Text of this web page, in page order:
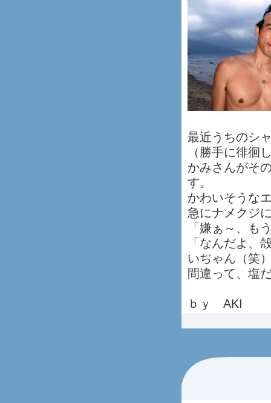
最近うちのシ
（勝手に徘徊
かみさんがそ
す。
かわいそうな
急にナメクジ
「嫌ぁ～、も
「なんだよ、
いぢゃん（笑
間違って、塩
ｂｙ AKI